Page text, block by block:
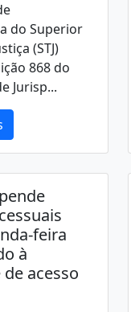
do Superior
(STJ)
868 do
Jurisp...
feira
à
acesso